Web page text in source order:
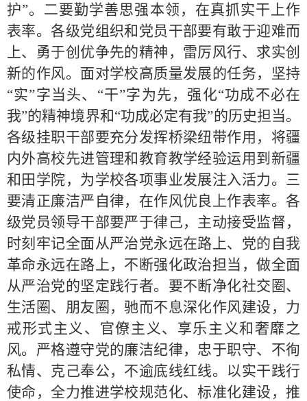
护”。二要勤学善思强本领，在真抓实干上作
表率。各级党组织和党员干部要有敢于迎难而
上、勇于创优争先的精神，雷厉风行、求实创
新的作风。面对学校高质量发展的任务，坚持
“实”字当头、“干”字为先，强化“功成不必在
我”的精神境界和“功成必定有我”的历史担当。
各级挂职干部要充分发挥桥梁纽带作用，将疆
内外高校先进管理和教育教学经验运用到新疆
和田学院，为学校各项事业发展注入活力。三
要清正廉洁严自律，在作风优良上作表率。各
级党员领导干部要严于律己，主动接受监督，
时刻牢记全面从严治党永远在路上、党的自我
革命永远在路上，不断强化政治担当，做全面
从严治党的坚定践行者。要不断净化社交圈、
生活圈、朋友圈，驰而不息深化作风建设，力
戒形式主义、官僚主义、享乐主义和奢靡之
风。严格遵守党的廉洁纪律，忠于职守、不徇
私情、克己奉公，不逾底线红线。以实干践行
使命，全力推进学校规范化、标准化建设，推